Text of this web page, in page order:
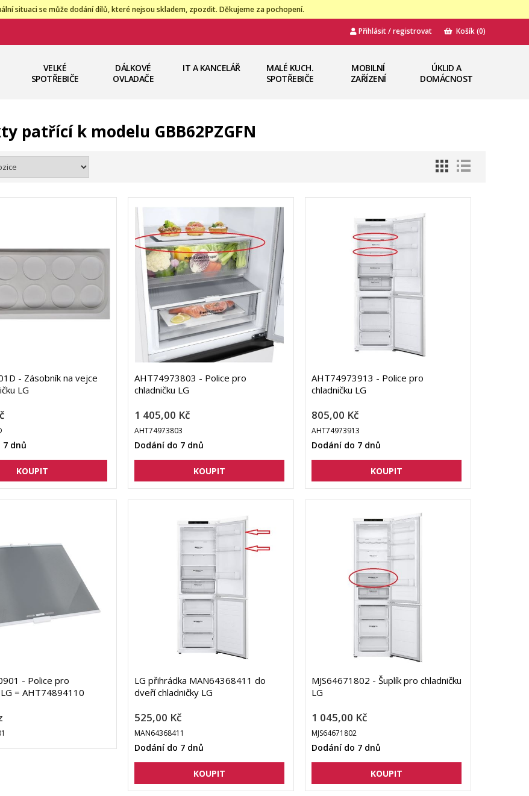
situaci se může dodání dílů, které nejsou skladem, zpozdit. Děkujeme za pochopení.
Přihlásit / registrovat Košík(0)
VELKÉ
SPOTŘEBIČE
DÁLKOVÉ
OVLADAČE
IT A KANCELÁŘ
MALÉ KUCH.
SPOTŘEBIČE
MOBILNÍ
ZAŘÍZENÍ
ÚKLID A
DOMÁCNOST
patřící k modelu GBB62PZGFN
- Zásobník na vejce
LG
7 dnů
AHT74973803 - Police pro
chladničku LG
1 405,00 Kč
AHT74973803
Dodání do 7 dnů
AHT74973913 - Police pro
chladničku LG
805,00 Kč
AHT74973913
Dodání do 7 dnů
- Police pro
= AHT74894110
LG přihrádka MAN64368411 do
dveří chladničky LG
525,00 Kč
MAN64368411
Dodání do 7 dnů
MJS64671802 - Šuplík pro chladničku
LG
1 045,00 Kč
MJS64671802
Dodání do 7 dnů